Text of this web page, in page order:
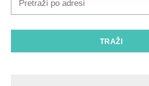
+385 21 227 933
info@kastela-info.hr